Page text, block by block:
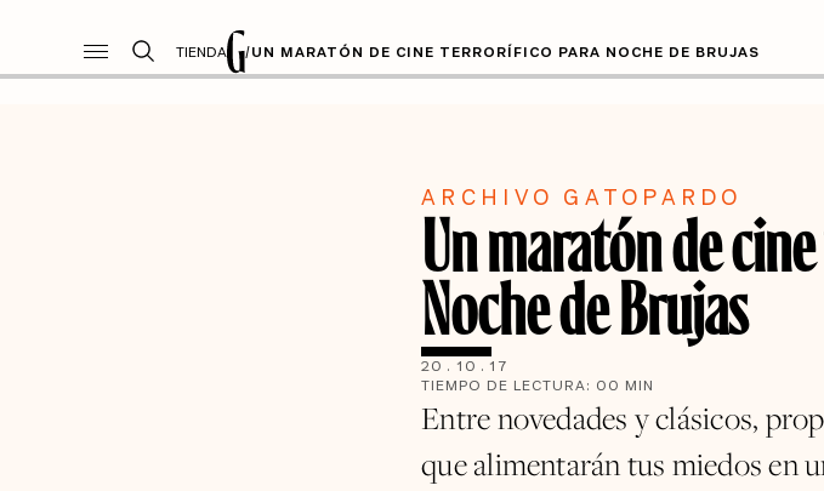
TIENDA /UN MARATÓN DE CINE TERRORÍFICO PARA NOCHE DE BRUJAS
ARCHIVO GATOPARDO
Un maratón de
Noche de Brujas
20 . 10 . 17
TIEMPO DE LECTURA: 00 MIN
Entre novedades y clásicos,
que alimentarán tus miedos en